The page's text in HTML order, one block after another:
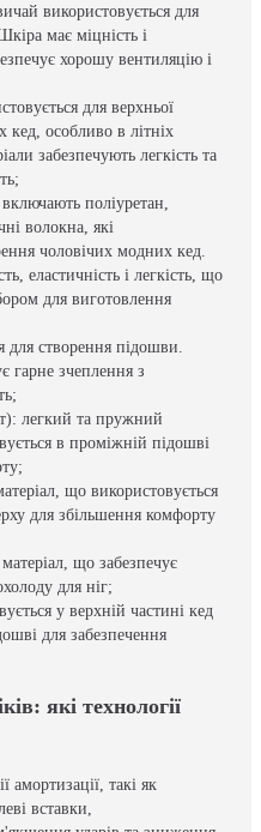
використовується для
має міцність і
хорошу вентиляцію і
для верхньої
кед, особливо в літніх
забезпечують легкість та
поліуретан,
волокна, які
чоловічих модних кед.
еластичність і легкість, що
для виготовлення
для створення підошви.
гарне зчеплення з
легкий та пружний
в проміжній підошві
що використовується
для збільшення комфорту
що забезпечує
для ніг;
у верхній частині кед
для забезпечення
які технології
амортизації, такі як
вставки,